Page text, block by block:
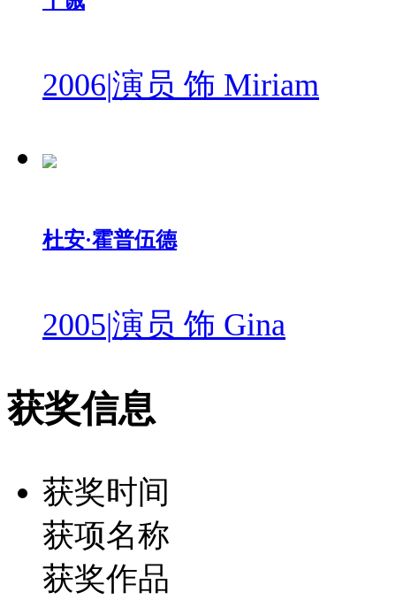
2006|演员 饰 Miriam
杜安·霍普伍德
2005|演员 饰 Gina
获奖信息
获奖时间
获项名称
获奖作品